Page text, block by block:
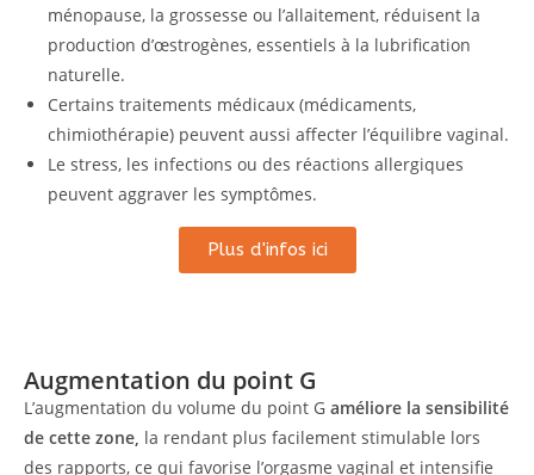
ménopause, la grossesse ou l’allaitement, réduisent la
production d’œstrogènes, essentiels à la lubrification
naturelle.
Certains traitements médicaux (médicaments,
chimiothérapie) peuvent aussi affecter l’équilibre vaginal.
Le stress, les infections ou des réactions allergiques
peuvent aggraver les symptômes.
Plus d'infos ici
Augmentation du point G
L’augmentation du volume du point G améliore la sensibilité
de cette zone, la rendant plus facilement stimulable lors
des rapports, ce qui favorise l’orgasme vaginal et intensifie